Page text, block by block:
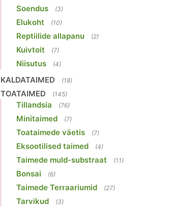
Soendus (3)
Elukoht (10)
Reptiilide allapanu (2)
Kuivtoit (7)
Niisutus (4)
KALDATAIMED (18)
TOATAIMED (145)
Tillandsia (76)
Minitaimed (7)
Toataimede väetis (7)
Eksootilised taimed (4)
Taimede muld-substraat (11)
Bonsai (6)
Taimede Terraariumid (27)
Tarvikud (3)